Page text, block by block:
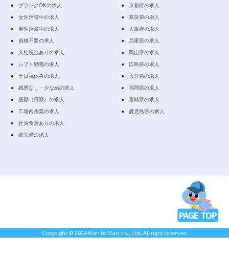
ブランクOKの求人
女性活躍中の求人
男性活躍中の求人
資格不要の求人
入社祝金ありの求人
シフト勤務の求人
土日祝休みの求人
残業なし・少なめの求人
昼勤（日勤）の求人
工場内作業の求人
社員食堂ありの求人
寮完備の求人
京都府の求人
奈良県の求人
大阪府の求人
兵庫県の求人
岡山県の求人
広島県の求人
大分県の求人
福岡県の求人
宮崎県の求人
鹿児島県の求人
Copyright © 2024 Man to Man co., Ltd, All right reserved.